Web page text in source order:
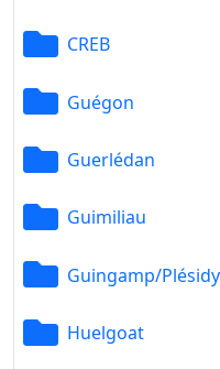
CREB
Guégon
Guerlédan
Guimiliau
Guingamp/Plésidy
Huelgoat